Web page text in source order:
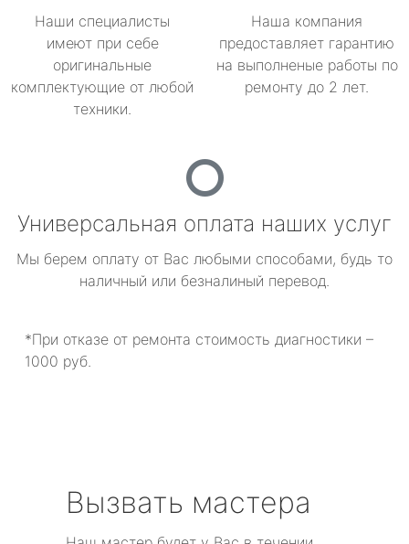
Наши специалисты
имеют при себе
оригинальные
комплектующие от любой
техники.
Наша компания
предоставляет гарантию
на выполненые работы по
ремонту до 2 лет.
Универсальная оплата наших услуг
Мы берем оплату от Вас любыми способами, будь то
наличный или безналиный перевод.
*При отказе от ремонта стоимость диагностики –
1000 руб.
Вызвать мастера